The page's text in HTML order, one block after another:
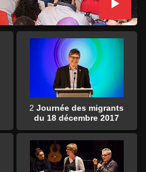
2 Journée des migrants
du 18 décembre 2017